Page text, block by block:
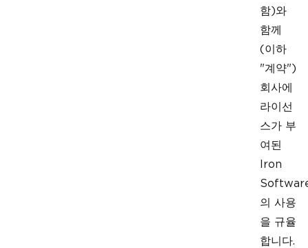
함)와
함께
(이하
"계약")
회사에
라이선
스가 부
여된
Iron
의 사용
을 규율
합니다.